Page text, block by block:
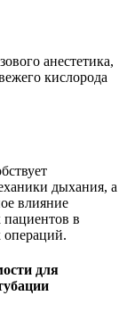
анестетика,
кислорода
дыхания, а
влияние
в
операций.
для